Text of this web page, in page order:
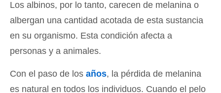
Los albinos, por lo tanto, carecen de melanina o
albergan una cantidad acotada de esta sustancia
en su organismo. Esta condición afecta a
personas y a animales.
Con el paso de los años, la pérdida de melanina
es natural en todos los individuos. Cuando el pelo